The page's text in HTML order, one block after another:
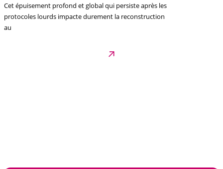
Cet épuisement profond et global qui persiste après les
protocoles lourds impacte durement la reconstruction
au